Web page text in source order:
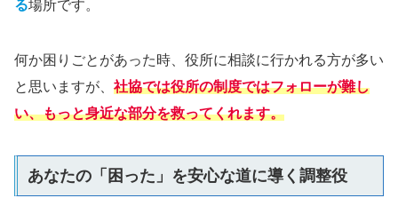
る場所です。
何か困りごとがあった時、役所に相談に行かれる方が多い
と思いますが、 社協では役所の制度ではフォローが難し
い、もっと身近な部分を救ってくれます。
あなたの「困った」を安心な道に導く調整役